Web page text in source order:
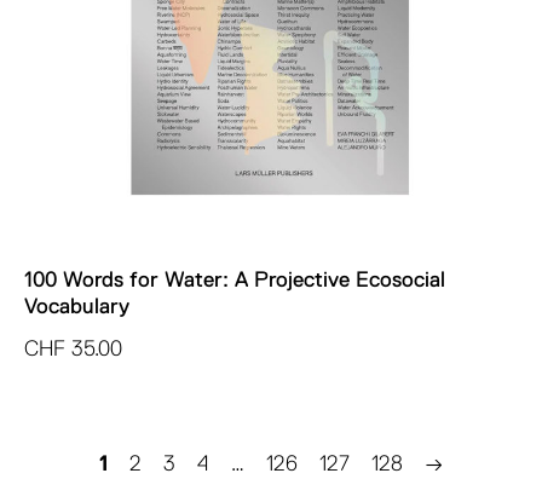
100 Words for Water: A Projective Ecosocial
Vocabulary
CHF 35.00
1 2 3 4 … 126 127 128 →